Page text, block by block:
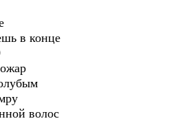
в конце
волос